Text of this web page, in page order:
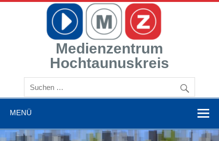
Zum
Medienzentrum
Hochtaunuskreis
Mit Medien bilden
MENÜ